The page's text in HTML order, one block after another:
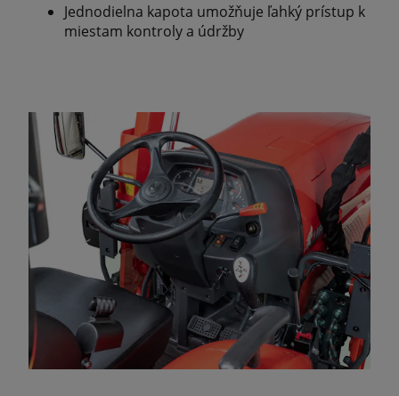
Jednodielna kapota umožňuje ľahký prístup k
miestam kontroly a údržby